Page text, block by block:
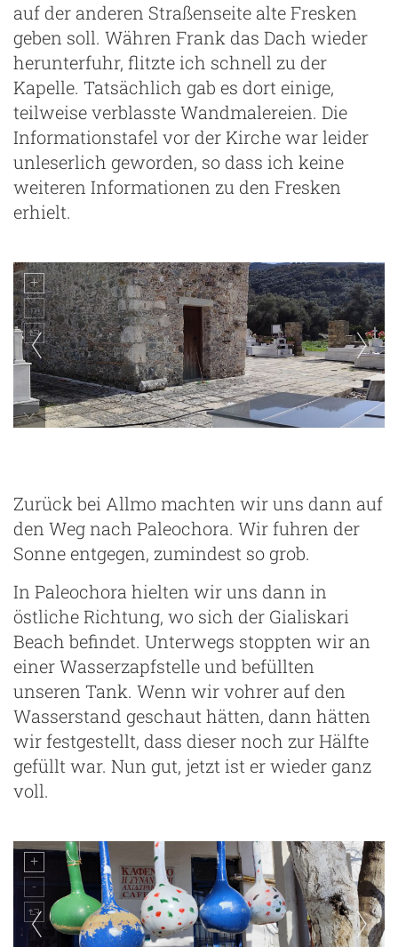
auf der anderen Straßenseite alte Fresken
geben soll. Währen Frank das Dach wieder
herunterfuhr, flitzte ich schnell zu der
Kapelle. Tatsächlich gab es dort einige,
teilweise verblasste Wandmalereien. Die
Informationstafel vor der Kirche war leider
unleserlich geworden, so dass ich keine
weiteren Informationen zu den Fresken
erhielt.
Zurück bei Allmo machten wir uns dann auf
den Weg nach Paleochora. Wir fuhren der
Sonne entgegen, zumindest so grob.
In Paleochora hielten wir uns dann in
östliche Richtung, wo sich der Gialiskari
Beach befindet. Unterwegs stoppten wir an
einer Wasserzapfstelle und befüllten
unseren Tank. Wenn wir vohrer auf den
Wasserstand geschaut hätten, dann hätten
wir festgestellt, dass dieser noch zur Hälfte
gefüllt war. Nun gut, jetzt ist er wieder ganz
voll.